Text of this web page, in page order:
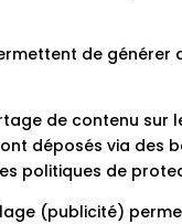
de
de contenu
déposés via des
politiques de
(publicité)